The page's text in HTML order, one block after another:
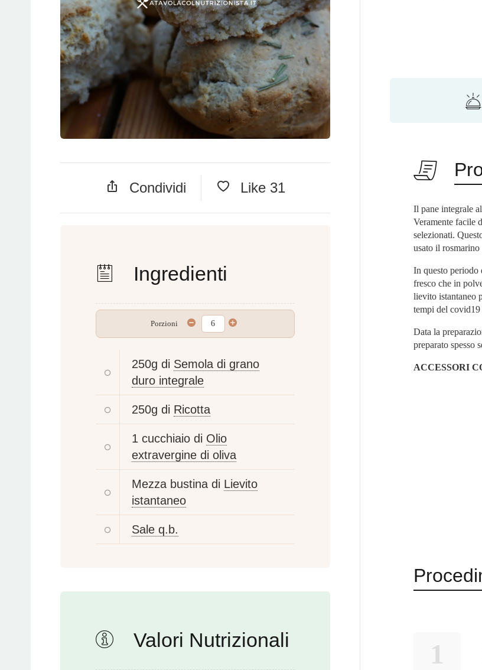
Condividi Like 31
Ingredienti
Porzioni
250g di Semola di grano
duro integrale
250g di Ricotta
1 cucchiaio di Olio
extravergine di oliva
Mezza bustina di Lievito
istantaneo
Sale q.b.
Valori Nutrizionali
Il pane integrale
Veramente facile
selezionati.
usato il
In questo periodo
fresco che in
lievito istantaneo
tempi del covid19
Data la
preparato spesso
ACCESSORI
1